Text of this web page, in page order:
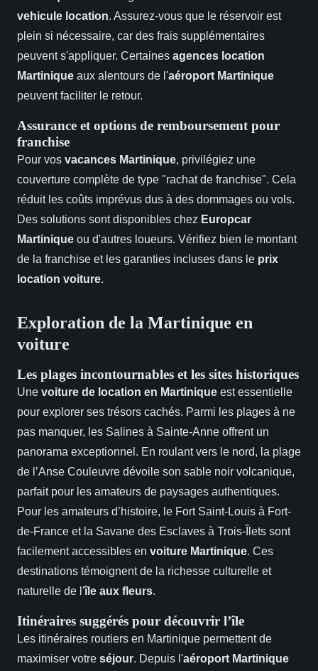
vehicule location. Assurez-vous que le réservoir est
plein si nécessaire, car des frais supplémentaires
peuvent s'appliquer. Certaines agences location
Martinique aux alentours de l'aéroport Martinique
peuvent faciliter le retour.
Assurance et options de remboursement pour
franchise
Pour vos vacances Martinique, privilégiez une
couverture complète de type "rachat de franchise". Cela
réduit les coûts imprévus dus à des dommages ou vols.
Des solutions sont disponibles chez Europcar
Martinique ou d'autres loueurs. Vérifiez bien le montant
de la franchise et les garanties incluses dans le prix
location voiture.
Exploration de la Martinique en
voiture
Les plages incontournables et les sites historiques
Une voiture de location en Martinique est essentielle
pour explorer ses trésors cachés. Parmi les plages à ne
pas manquer, les Salines à Sainte-Anne offrent un
panorama exceptionnel. En roulant vers le nord, la plage
de l’Anse Couleuvre dévoile son sable noir volcanique,
parfait pour les amateurs de paysages authentiques.
Pour les amateurs d’histoire, le Fort Saint-Louis à Fort-
de-France et la Savane des Esclaves à Trois-Îlets sont
facilement accessibles en voiture Martinique. Ces
destinations témoignent de la richesse culturelle et
naturelle de l'île aux fleurs.
Itinéraires suggérés pour découvrir l’île
Les itinéraires routiers en Martinique permettent de
maximiser votre séjour. Depuis l'aéroport Martinique